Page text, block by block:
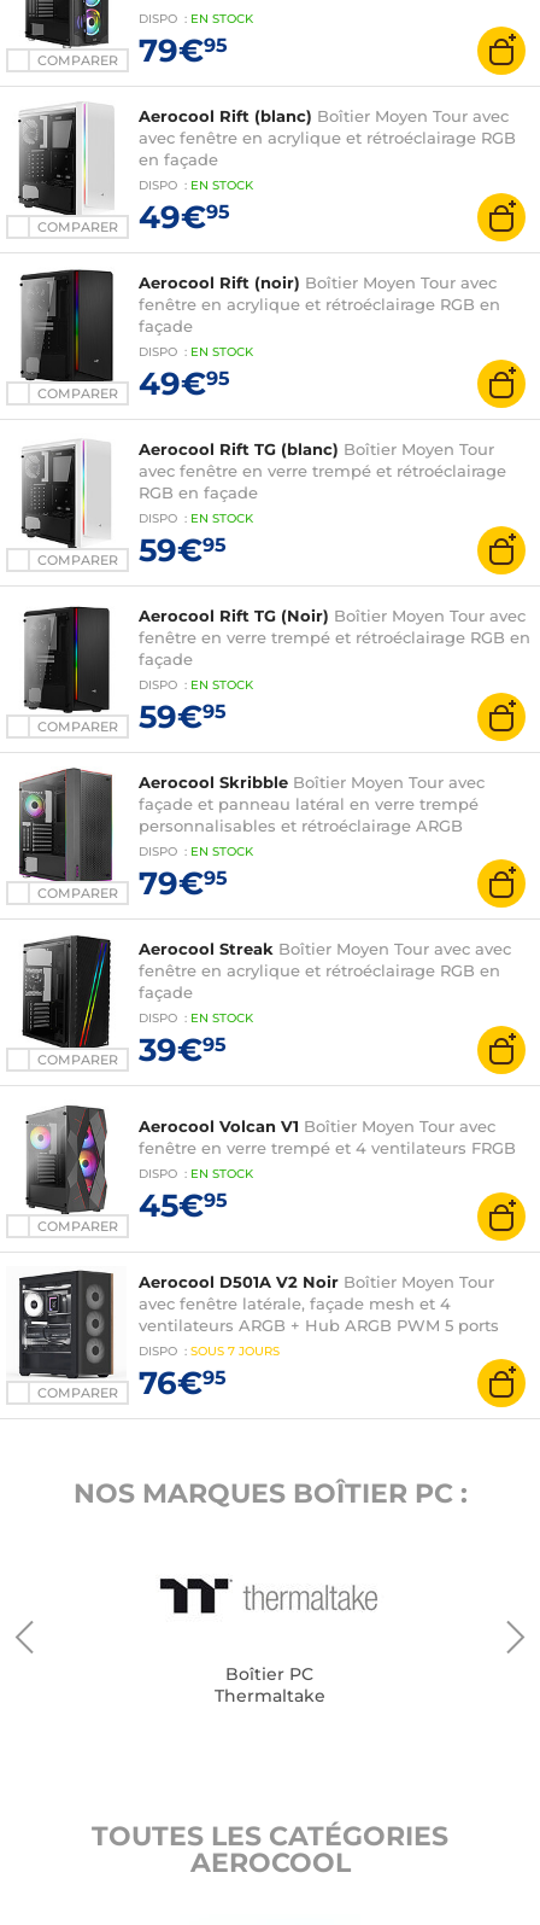
COMPARER
DISPO : EN STOCK
79€95
COMPARER
Aerocool Rift (blanc) Boîtier Moyen Tour avec
avec fenêtre en acrylique et rétroéclairage RGB
en façade
DISPO : EN STOCK
49€95
COMPARER
Aerocool Rift (noir) Boîtier Moyen Tour avec
fenêtre en acrylique et rétroéclairage RGB en
façade
DISPO : EN STOCK
49€95
COMPARER
Aerocool Rift TG (blanc) Boîtier Moyen Tour
avec fenêtre en verre trempé et rétroéclairage
RGB en façade
DISPO : EN STOCK
59€95
COMPARER
Aerocool Rift TG (Noir) Boîtier Moyen Tour avec
fenêtre en verre trempé et rétroéclairage RGB en
façade
DISPO : EN STOCK
59€95
COMPARER
Aerocool Skribble Boîtier Moyen Tour avec
façade et panneau latéral en verre trempé
personnalisables et rétroéclairage ARGB
DISPO : EN STOCK
79€95
COMPARER
Aerocool Streak Boîtier Moyen Tour avec avec
fenêtre en acrylique et rétroéclairage RGB en
façade
DISPO : EN STOCK
39€95
COMPARER
Aerocool Volcan V1 Boîtier Moyen Tour avec
fenêtre en verre trempé et 4 ventilateurs FRGB
DISPO : EN STOCK
45€95
COMPARER
Aerocool D501A V2 Noir Boîtier Moyen Tour
avec fenêtre latérale, façade mesh et 4
ventilateurs ARGB + Hub ARGB PWM 5 ports
DISPO : SOUS 7 JOURS
76€95
NOS MARQUES BOÎTIER PC :
Boîtier PC
Thermaltake
TOUTES LES CATÉGORIES
AEROCOOL